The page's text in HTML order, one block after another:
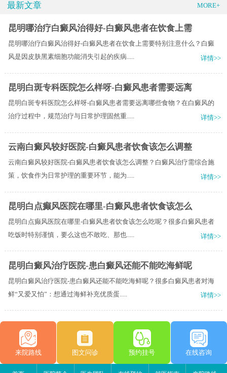
最新文章 MORE+
昆明哪治疗白癜风治得好-白癜风患者在饮食上需
昆明哪治疗白癜风治得好-白癜风患者在饮食上需要特别注意什么？白癜
风是因皮肤黑素细胞功能消失引起的疾病.....
详情>>
昆明白斑专科医院怎么样呀-白癜风患者需要远离
昆明白斑专科医院怎么样呀-白癜风患者需要远离哪些食物？在白癜风的
治疗过程中，规范治疗与日常护理固然重.....
详情>>
云南白癜风较好医院-白癜风患者饮食该怎么调整
云南白癜风较好医院-白癜风患者饮食该怎么调整？白癜风治疗需综合施
策，饮食作为日常护理的重要环节，能为.....
详情>>
昆明白点癫风医院在哪里-白癜风患者饮食该怎么
昆明白点癫风医院在哪里-白癜风患者饮食该怎么吃呢？很多白癜风患者
吃饭时特别谨慎，要么这也不敢吃、那也.....
详情>>
昆明白癜风治疗医院-患白癜风还能不能吃海鲜呢
昆明白癜风治疗医院-患白癜风还能不能吃海鲜呢？很多白癜风患者对海
鲜“又爱又怕”：想通过海鲜补充优质蛋.....
详情>>
来院路线 图文问诊 预约挂号 在线咨询